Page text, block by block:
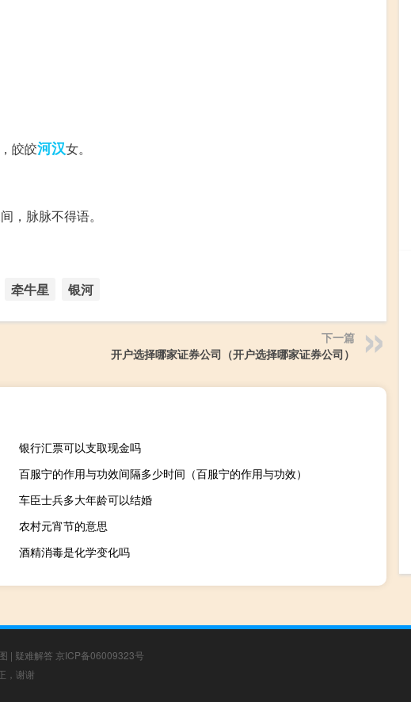
皎皎河汉女。
，脉脉不得语。
牵牛星 银河
下一篇
开户选择哪家证券公司（开户选择哪家证券公司）
银行汇票可以支取现金吗
百服宁的作用与功效间隔多少时间（百服宁的作用与功效）
车臣士兵多大年龄可以结婚
农村元宵节的意思
酒精消毒是化学变化吗
| 疑难解答 京ICP备06009323号
，谢谢